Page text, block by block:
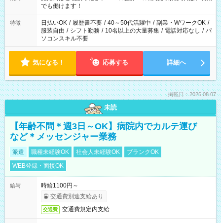
象となります ※労働者派遣法（日雇い派遣の原則禁止）によ
り、短時間・短期間の就業はご案内が難しい場合があります
でも働けます！
特徴 日払いOK / 履歴書不要 / 40～50代活躍中 / 副業・WワークOK /
服装自由 / シフト勤務 / 10名以上の大量募集 / 電話対応なし / パ
ソコンスキル不要
気になる！ 応募する 詳細へ
掲載日：2026.08.07
未読
【年齢不問＊週3日～OK】病院内でカルテ運び
など＊メッセンジャー業務
派遣 職種未経験OK 社会人未経験OK
ブランクOK
WEB登録・面接OK
給与
時給1100円～
交通費別途支給あり
交通費 交通費規定内支給